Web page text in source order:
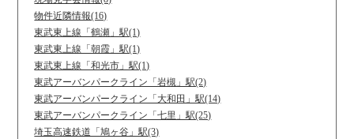
物件近隣情報(16)
東武東上線「鶴瀬」駅(1)
東武東上線「朝霞」駅(1)
東武東上線「和光市」駅(1)
東武アーバンパークライン「岩槻」駅(2)
東武アーバンパークライン「大和田」駅(14)
東武アーバンパークライン「七里」駅(25)
埼玉高速鉄道「鳩ヶ谷」駅(3)